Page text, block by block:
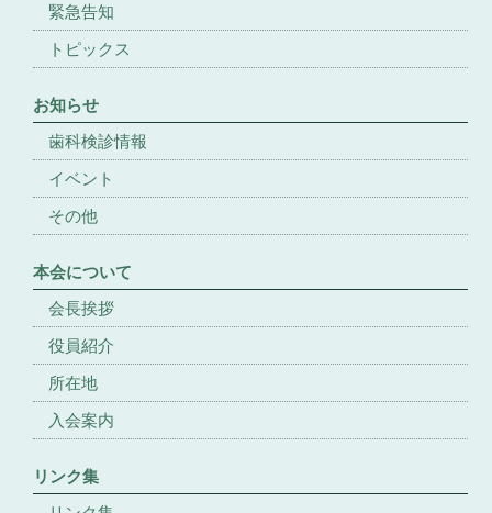
緊急告知
トピックス
お知らせ
歯科検診情報
イベント
その他
本会について
会長挨拶
役員紹介
所在地
入会案内
リンク集